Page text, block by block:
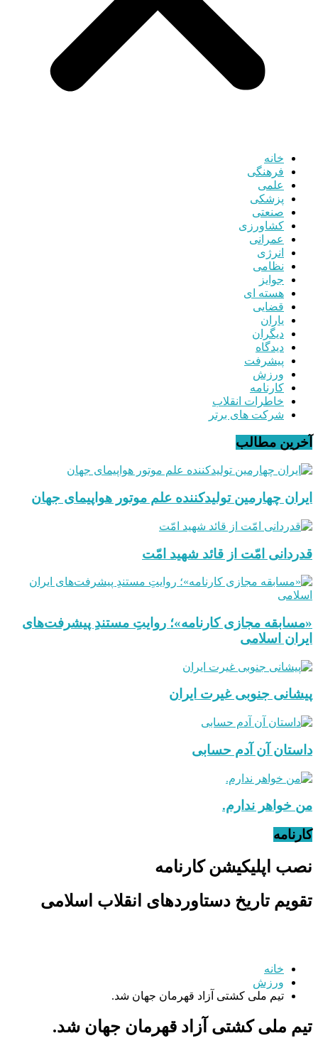
خانه
فرهنگی
علمی
پزشکی
صنعتی
کشاورزی
عمرانی
انرژی
نظامی
جوایز
هسته ای
قضایی
یاران
دیگران
دیدگاه
پیشرفت
ورزش
کارنامه
خاطرات انقلاب
شرکت های برتر
آخرین مطالب
ایران چهارمین تولیدکننده علم موتور هواپیمای جهان
قدردانی امّت از قائد شهید امّت
«مسابقه مجازی کارنامه»؛ روایتِ مستندِ پیشرفت‌های
ایران اسلامی
پیشانی جنوبی غیرت ایران
داستان آن آدم حسابی
من خواهر ندارم.
کارنامه
نصب اپلیکیشن کارنامه
تقویم تاریخ دستاوردهای انقلاب اسلامی
خانه
ورزش
تیم ملی کشتی آزاد قهرمان جهان شد.
تیم ملی کشتی آزاد قهرمان جهان شد.